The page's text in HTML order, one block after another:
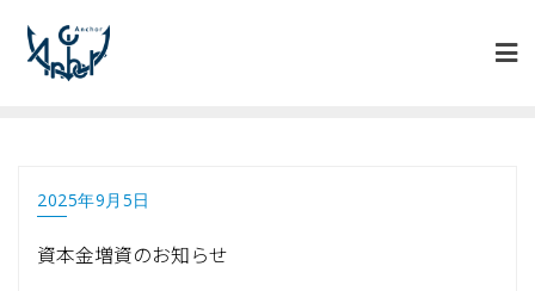
2025年9月5日
資本金増資のお知らせ